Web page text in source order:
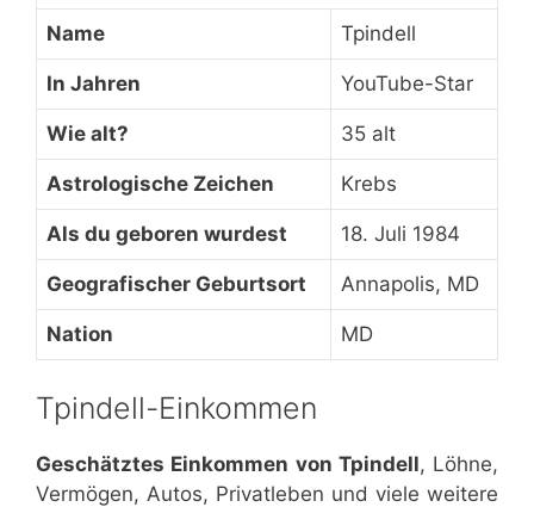
Name Tpindell
In Jahren YouTube-Star
Wie alt? 35 alt
Astrologische Zeichen Krebs
Als du geboren wurdest 18. Juli 1984
Geografischer Geburtsort Annapolis, MD
Nation MD
Tpindell-Einkommen
Geschätztes Einkommen von Tpindell, Löhne,
Vermögen, Autos, Privatleben und viele weitere